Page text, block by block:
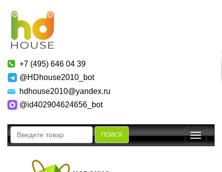
+7 (495) 646 04 39
@HDhouse2010_bot
hdhouse2010@yandex.ru
@id402904624656_bot
ПОИСК
Toggle